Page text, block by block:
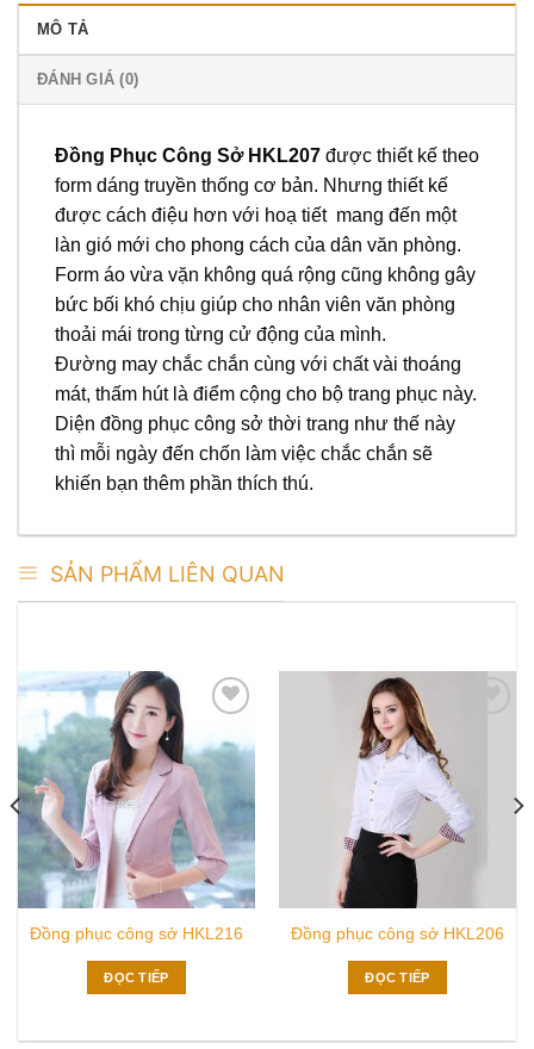
MÔ TẢ
ĐÁNH GIÁ (0)
Đồng Phục Công Sở HKL207 được thiết kế theo
form dáng truyền thống cơ bản. Nhưng thiết kế
được cách điệu hơn với hoạ tiết mang đến một
làn gió mới cho phong cách của dân văn phòng.
Form áo vừa vặn không quá rộng cũng không gây
bức bối khó chịu giúp cho nhân viên văn phòng
thoải mái trong từng cử động của mình.
Đường may chắc chắn cùng với chất vài thoáng
mát, thấm hút là điểm cộng cho bộ trang phục này.
Diện đồng phục công sở thời trang như thế này
thì mỗi ngày đến chốn làm việc chắc chắn sẽ
khiến bạn thêm phần thích thú.
SẢN PHẨM LIÊN QUAN
wishlist
Đồng phục công sở HKL216
ĐỌC TIẾP
Đồng phục công sở HKL206
ĐỌC TIẾP